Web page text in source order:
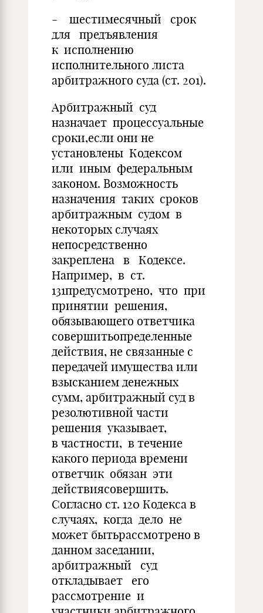
- шестимесячный срок
для предъявления
к исполнению
исполнительного листа
арбитражного суда (ст. 201).
Арбитражный суд
назначает процессуальные
сроки,если они не
установлены Кодексом
или иным федеральным
законом. Возможность
назначения таких сроков
арбитражным судом в
некоторых случаях
непосредственно
закреплена в Кодексе.
Например, в ст.
131предусмотрено, что при
принятии решения,
обязывающего ответчика
совершитьопределенные
действия, не связанные с
передачей имущества или
взысканием денежных
сумм, арбитражный суд в
резолютивной части
решения указывает,
в частности, в течение
какого периода времени
ответчик обязан эти
действиясовершить.
Согласно ст. 120 Кодекса в
случаях, когда дело не
может бытьрассмотрено в
данном заседании,
арбитражный суд
откладывает его
рассмотрение и